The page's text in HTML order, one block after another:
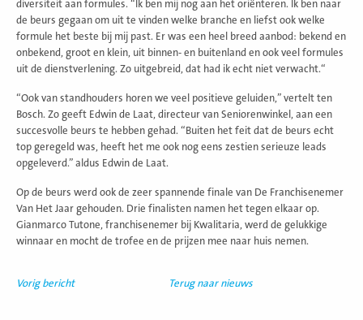
diversiteit aan formules. “Ik ben mij nog aan het oriënteren. Ik ben naar
de beurs gegaan om uit te vinden welke branche en liefst ook welke
formule het beste bij mij past. Er was een heel breed aanbod: bekend en
onbekend, groot en klein, uit binnen- en buitenland en ook veel formules
uit de dienstverlening. Zo uitgebreid, dat had ik echt niet verwacht.“
“Ook van standhouders horen we veel positieve geluiden,” vertelt ten
Bosch. Zo geeft Edwin de Laat, directeur van Seniorenwinkel, aan een
succesvolle beurs te hebben gehad. “Buiten het feit dat de beurs echt
top geregeld was, heeft het me ook nog eens zestien serieuze leads
opgeleverd.” aldus Edwin de Laat.
Op de beurs werd ook de zeer spannende finale van De Franchisenemer
Van Het Jaar gehouden. Drie finalisten namen het tegen elkaar op.
Gianmarco Tutone, franchisenemer bij Kwalitaria, werd de gelukkige
winnaar en mocht de trofee en de prijzen mee naar huis nemen.
Vorig bericht Terug naar nieuws